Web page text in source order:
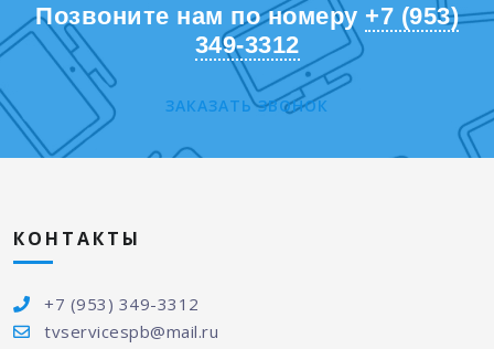
Позвоните нам по номеру +7 (953)
349-3312
ЗАКАЗАТЬ ЗВОНОК
КОНТАКТЫ
+7 (953) 349-3312
tvservicespb@mail.ru